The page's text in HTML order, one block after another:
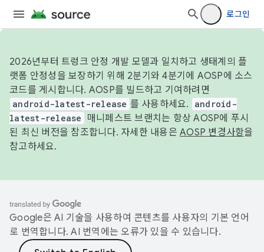
로그인
2026년부터 트렁크 안정 개발 모델과 일치하고 생태계의 플
랫폼 안정성을 보장하기 위해 2분기와 4분기에 AOSP에 소스
코드를 게시합니다. AOSP를 빌드하고 기여하려면
android-latest-release 를 사용하세요.
android-
latest-release
매니페스트 브랜치는 항상 AOSP에 푸시
된 최신 버전을 참조합니다. 자세한 내용은 AOSP 변경사항을
참고하세요.
Google은 AI 기술을 사용하여 콘텐츠를 사용자의 기본 언어
로 번역합니다. AI 번역에는 오류가 있을 수 있습니다.